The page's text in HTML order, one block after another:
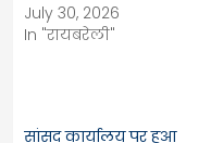
July 30, 2026
In "रायबरेली"
सांसद कार्यालय पर हुआ